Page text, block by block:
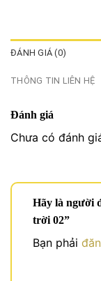
ĐÁNH GIÁ (0)
THÔNG TIN LIÊN HỆ
Đánh giá
Chưa có đánh
Hãy là người
trời 02”
Bạn phải